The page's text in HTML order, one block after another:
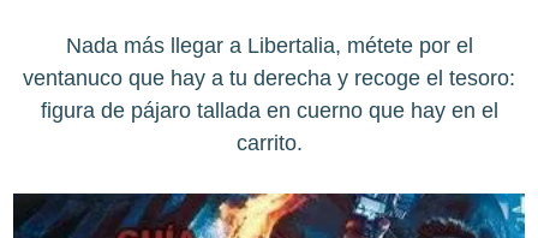
Nada más llegar a Libertalia, métete por el
ventanuco que hay a tu derecha y recoge el tesoro:
figura de pájaro tallada en cuerno que hay en el
carrito.